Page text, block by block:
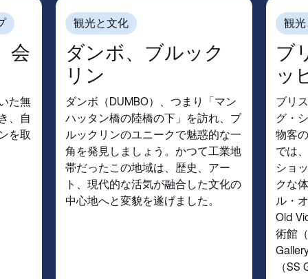
会
た無
、自
を取
観光と文化
ダンボ、ブルック
リン
ダンボ（DUMBO）、つまり「マン
ハッタン橋の陸橋の下」を訪れ、ブ
ルックリンのユニークで魅惑的な一
角を発見しましょう。かつて工業地
帯だったこの地域は、歴史、アー
ト、現代的な活気が融合した文化の
中心地へと変貌を遂げました。
観
ブ
ッ
ブリ
グ・
物客
では
ショ
クな
ル・
Old
術館
（